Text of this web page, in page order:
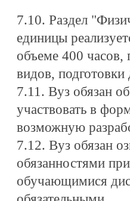
7.10. Раздел
единицы
объеме 400 часов,
видов, подготовки
7.11. Вуз обязан
участвовать в
возможную
7.12. Вуз обязан
обязанностями
обучающимися